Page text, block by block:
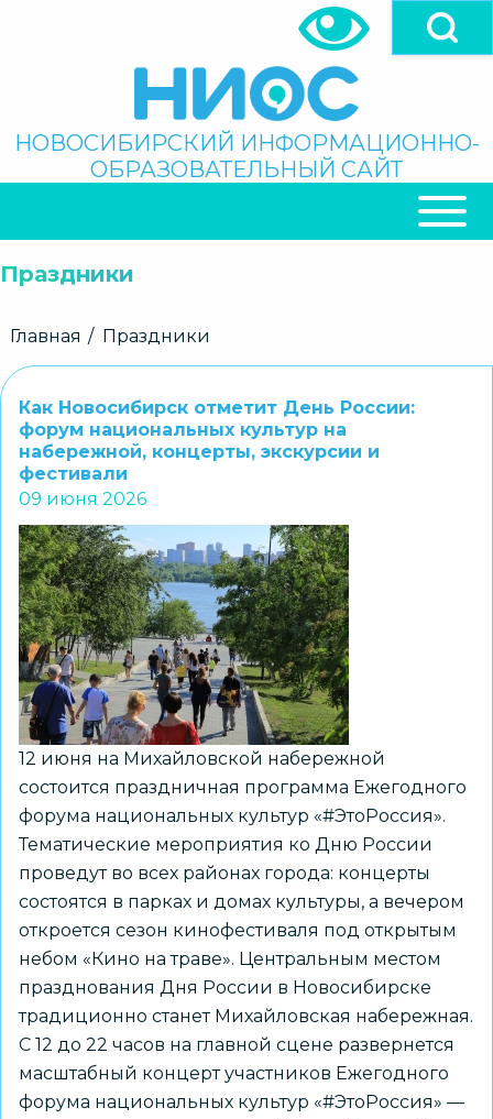
Поиск
НОВОСИБИРСКИЙ ИНФОРМАЦИОННО-
ОБРАЗОВАТЕЛЬНЫЙ САЙТ
НАВИГАЦИЯ
Праздники
Строка
Главная Праздники
Как Новосибирск отметит День России:
форум национальных культур на
набережной, концерты, экскурсии и
фестивали
09 июня 2026
12 июня на Михайловской набережной
состоится праздничная программа Ежегодного
форума национальных культур «#ЭтоРоссия».
Тематические мероприятия ко Дню России
проведут во всех районах города: концерты
состоятся в парках и домах культуры, а вечером
откроется сезон кинофестиваля под открытым
небом «Кино на траве». Центральным местом
празднования Дня России в Новосибирске
традиционно станет Михайловская набережная.
С 12 до 22 часов на главной сцене развернется
масштабный концерт участников Ежегодного
форума национальных культур «#ЭтоРоссия» —